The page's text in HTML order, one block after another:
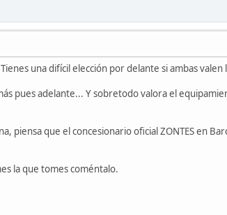
una difícil elección por delante si ambas valen
pues adelante... Y sobretodo valora el
piensa que el concesionario oficial ZONTES en
la que tomes coméntalo.